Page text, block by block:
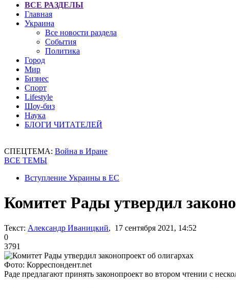
ВСЕ РАЗДЕЛЫ
Главная
Украина
Все новости раздела
События
Политика
Город
Мир
Бизнес
Спорт
Lifestyle
Шоу-биз
Наука
БЛОГИ ЧИТАТЕЛЕЙ
СПЕЦТЕМА: Война в Иране
ВСЕ ТЕМЫ
Вступление Украины в ЕС
Комитет Рады утвердил
Текст: Александр Иваницкий, 17 сентября 2021, 14:52
0
3791
Фото: Корреспондент.net
Раде предлагают принять законопроект во втором чтении с